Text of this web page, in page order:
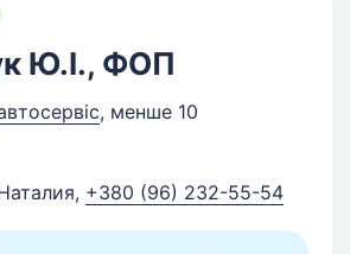
Ю.І., ФОП
, менше 10
, +380 (96) 232-55-54